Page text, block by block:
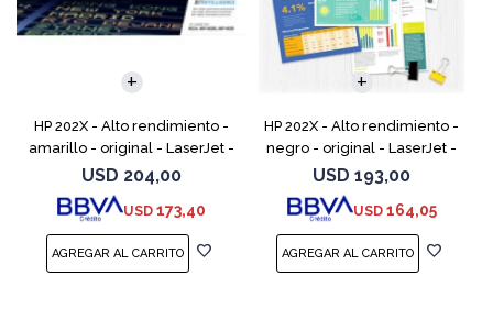
HP 202X - Alto rendimiento -
amarillo - original - LaserJet -
cartucho de tóner (CF502X) -
para Color LaserJet Pro
M254dw, M254n
USD 204,00
USD 173,40
HP 202X - Alto rendimiento -
negro - original - LaserJet -
cartucho de tóner (CF500X) -
para Color LaserJet Pro
M254dw, M254nw,
USD 193,00
USD 164,05